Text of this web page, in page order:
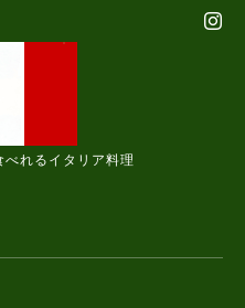
れるイタリア料理